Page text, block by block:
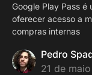
Google Play Pass
oferecer acesso a
compras internas
Pedro
21 de